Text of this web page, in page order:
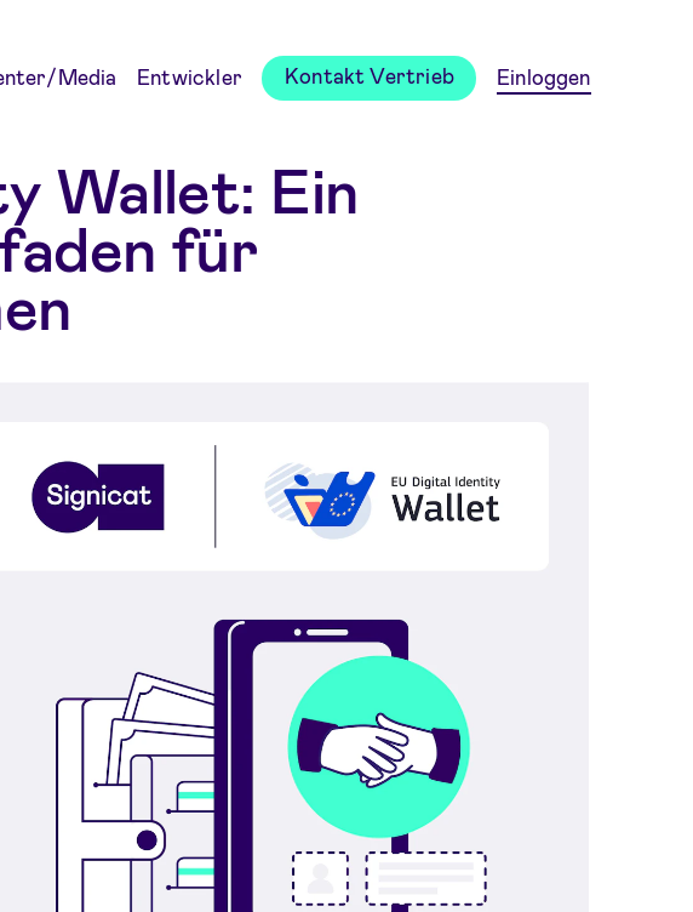
Media Entwickler Kontakt Vertrieb Einloggen
Wallet: Ein
für